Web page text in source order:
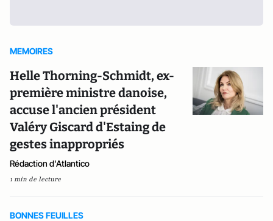
MEMOIRES
Helle Thorning-Schmidt, ex-
première ministre danoise,
accuse l'ancien président
Valéry Giscard d'Estaing de
gestes inappropriés
Rédaction d'Atlantico
1 min de lecture
BONNES FEUILLES